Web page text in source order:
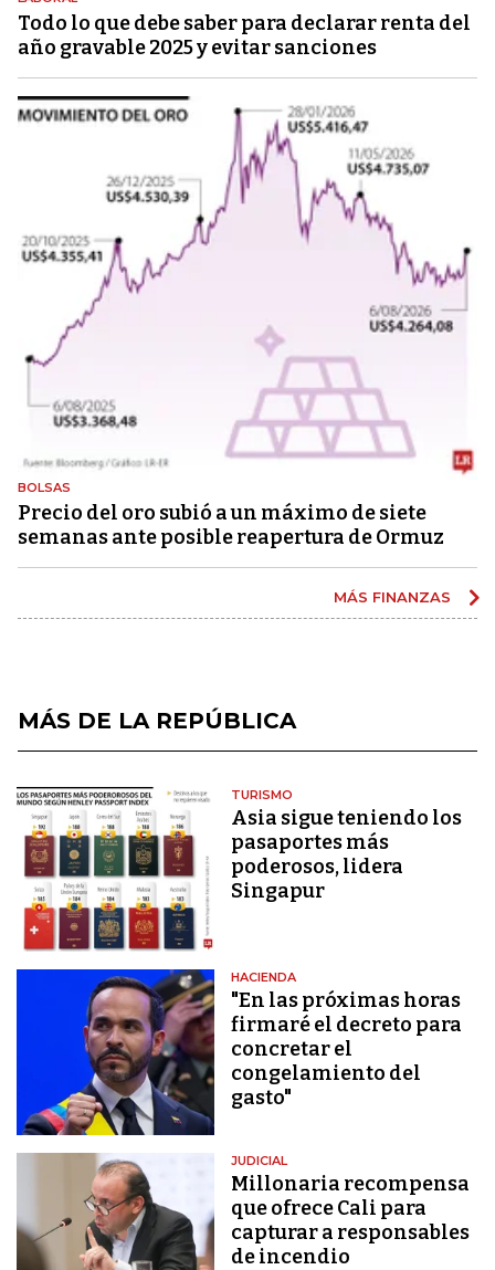
Todo lo que debe saber para declarar renta del
año gravable 2025 y evitar sanciones
BOLSAS
Precio del oro subió a un máximo de siete
semanas ante posible reapertura de Ormuz
MÁS FINANZAS
MÁS DE LA REPÚBLICA
TURISMO
Asia sigue teniendo los
pasaportes más
poderosos, lidera
Singapur
HACIENDA
"En las próximas horas
firmaré el decreto para
concretar el
congelamiento del
gasto"
JUDICIAL
Millonaria recompensa
que ofrece Cali para
capturar a responsables
de incendio